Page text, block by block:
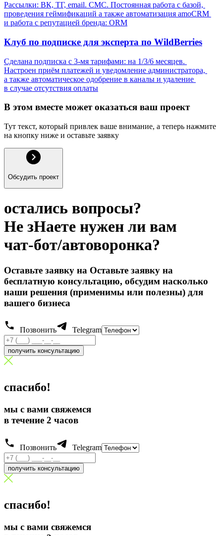
Рассылки: ВК, ТГ, email. СМС. Постоянная работа с базой,
проведения геймификаций а также автоматизация amoCRM
и работа с репутацией бренда: ORM
Клуб по подписке для эксперта по WildBerries
Сделана подписка с 3-мя тарифами: на 1/3/6 месяцев.
Настроен приём платежей и уведомление администратора,
а также автоматическое одобрение в каналы и удаление
в случае отсутствия оплаты
В этом вместе может оказаться ваш проект
Тут текст, который привлек ваше внимание, а теперь нажмите
на кнопку ниже и оставьте заявку
Обсудить проект
остались вопросы?
Не зHаете нужен ли вам
чат-бот/автоворонка?
Оставьте заявку на Оставьте заявку на
бесплатную консультацию, обсудим насколько
наши решения (применимы или полезны) для
вашего бизнеса
Позвонить Telegram
получить консультацию
спасибо!
мы с вами свяжемся
в течение 2 часов
Позвонить Telegram
получить консультацию
спасибо!
мы с вами свяжемся